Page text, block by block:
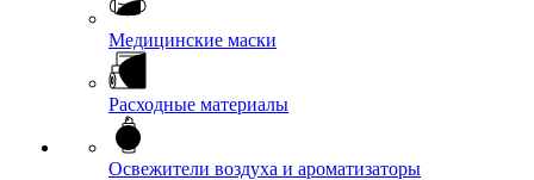
Медицинские маски
Расходные материалы
Освежители воздуха и ароматизаторы